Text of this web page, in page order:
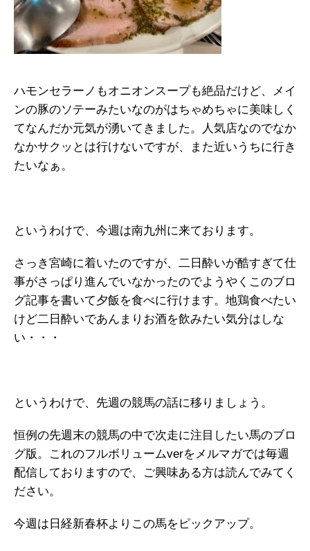
ハモンセラーノもオニオンスープも絶品だけど、メイ
ンの豚のソテーみたいなのがはちゃめちゃに美味しく
てなんだか元気が湧いてきました。人気店なのでなか
なかサクッとは行けないですが、また近いうちに行き
たいなぁ。
というわけで、今週は南九州に来ております。
さっき宮崎に着いたのですが、二日酔いが酷すぎて仕
事がさっぱり進んでいなかったのでようやくこのブロ
グ記事を書いて夕飯を食べに行けます。地鶏食べたい
けど二日酔いであんまりお酒を飲みたい気分はしな
い・・・
というわけで、先週の競馬の話に移りましょう。
恒例の先週末の競馬の中で次走に注目したい馬のブロ
グ版。これのフルボリュームverをメルマガでは毎週
配信しておりますので、ご興味ある方は読んでみてく
ださい。
今週は日経新春杯よりこの馬をピックアップ。